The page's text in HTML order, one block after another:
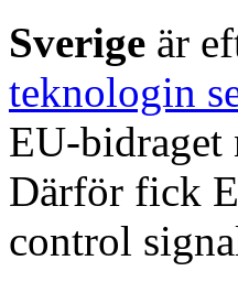
Sverige är
teknologin
EU-bidraget
Därför fick
control